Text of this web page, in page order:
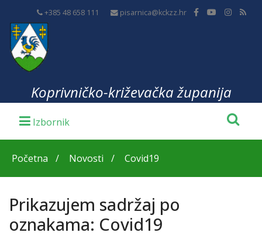
+385 48 658 111 pisarnica@kckzz.hr
Koprivničko-križevačka županija
Početna Novosti Covid19
Prikazujem sadržaj po
oznakama: Covid19